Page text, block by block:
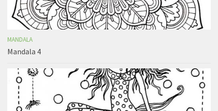
MANDALA
Mandala 4